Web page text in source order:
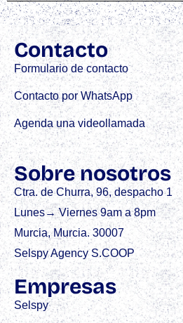
Contacto
Formulario de contacto
Contacto por WhatsApp
Agenda una videollamada
Sobre nosotros
Ctra. de Churra, 96, despacho 1
Lunes→ Viernes 9am a 8pm
Murcia, Murcia. 30007
Selspy Agency S.COOP
Empresas
Selspy